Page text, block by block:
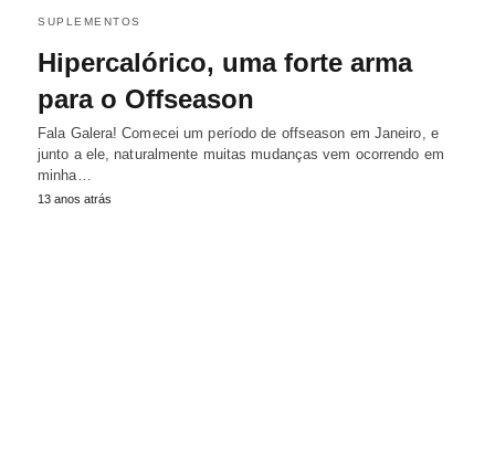
SUPLEMENTOS
Hipercalórico, uma forte arma
para o Offseason
Fala Galera! Comecei um período de offseason em Janeiro, e
junto a ele, naturalmente muitas mudanças vem ocorrendo em
minha…
13 anos atrás